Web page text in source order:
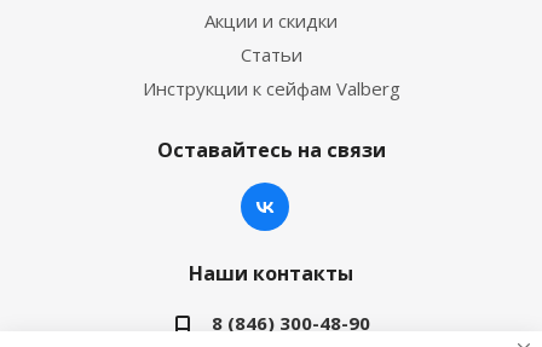
Акции и скидки
Статьи
Инструкции к сейфам Valberg
Оставайтесь на связи
Наши контакты
8 (846) 300-48-90